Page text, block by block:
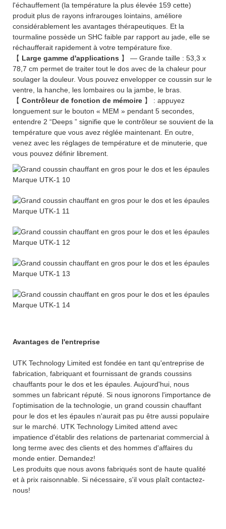
l'échauffement (la température la plus élevée 159 cette)
produit plus de rayons infrarouges lointains, améliore
considérablement les avantages thérapeutiques. Et la
tourmaline possède un SHC faible par rapport au jade, elle se
réchaufferait rapidement à votre température fixe.
【 Large gamme d'applications 】 — Grande taille : 53,3 x
78,7 cm permet de traiter tout le dos avec de la chaleur pour
soulager la douleur. Vous pouvez envelopper ce coussin sur le
ventre, la hanche, les lombaires ou la jambe, le bras.
【 Contrôleur de fonction de mémoire 】 : appuyez
longuement sur le bouton « MEM » pendant 5 secondes,
entendre 2 “Deeps ” signifie que le contrôleur se souvient de la
température que vous avez réglée maintenant. En outre,
venez avec les réglages de température et de minuterie, que
vous pouvez définir librement.
Avantages de l'entreprise
UTK Technology Limited est fondée en tant qu'entreprise de
fabrication, fabriquant et fournissant de grands coussins
chauffants pour le dos et les épaules. Aujourd'hui, nous
sommes un fabricant réputé. Si nous ignorons l'importance de
l'optimisation de la technologie, un grand coussin chauffant
pour le dos et les épaules n'aurait pas pu être aussi populaire
sur le marché. UTK Technology Limited attend avec
impatience d'établir des relations de partenariat commercial à
long terme avec des clients et des hommes d'affaires du
monde entier. Demandez!
Les produits que nous avons fabriqués sont de haute qualité
et à prix raisonnable. Si nécessaire, s'il vous plaît contactez-
nous!